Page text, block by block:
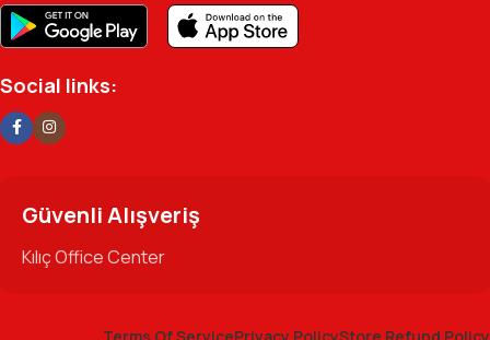
Social links:
Güvenli Alışveriş
Kılıç Office Center